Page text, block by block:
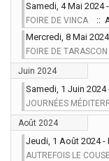
Samedi, 4 Mai 2024
FOIRE DE VINCA
::
Mercredi, 8 Mai
FOIRE DE TARASCON
Juin 2024
Samedi, 1 Juin
JOURNÉES
Août 2024
Jeudi, 1 Août 2024 -
AUTREFOIS LE